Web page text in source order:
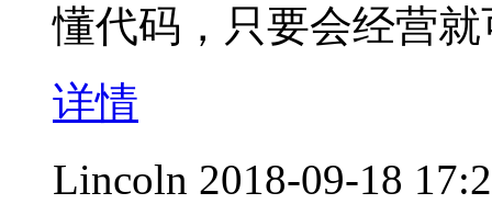
懂代码，只要会经营
详情
Lincoln 2018-09-18